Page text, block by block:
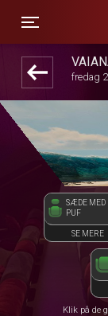
Toggle
fredag
SÆDE MED
PUF
SE MERE
Klik på de